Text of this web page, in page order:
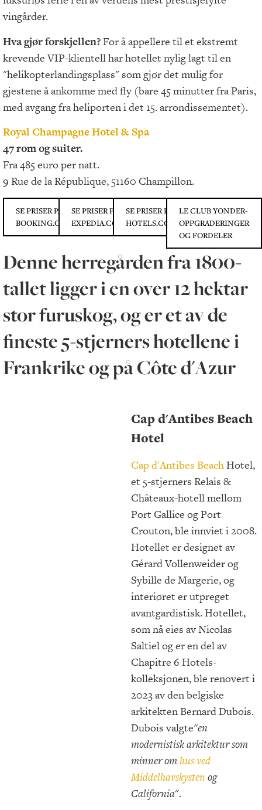
vingårder.
Hva gjør forskjellen?For å appellere til et ekstremt
krevende VIP-klientell har hotellet nylig lagt til en
"helikopterlandingsplass" som gjør det mulig for
gjestene å ankomme med fly (bare 45 minutter fra Paris,
med avgang fra heliporten i det 15. arrondissementet).
Royal Champagne Hotel & Spa
47 rom og suiter.
Fra 485 euro per natt.
9 Rue de la République, 51160 Champillon.
SE PRISER PÅ
BOOKING.COM
SE PRISER PÅ
EXPEDIA.COM
SE PRISER PÅ
HOTELS.COM
LE CLUB YONDER-
OPPGRADERINGER
OG FORDELER
Denne herregården fra 1800-
tallet ligger i en over 12 hektar
stor furuskog, og er et av de
fineste 5-stjerners hotellene i
Frankrike og på Côte d'Azur
Cap d'Antibes Beach
Hotel
Cap d'Antibes BeachHotel,
et 5-stjerners Relais &
Châteaux-hotell mellom
Port Gallice og Port
Crouton, ble innviet i 2008.
Hotellet er designet av
Gérard Vollenweider og
Sybille de Margerie, og
interiøret er utpreget
avantgardistisk. Hotellet,
som nå eies av Nicolas
Saltiel og er en del av
Chapitre 6 Hotels-
kolleksjonen, ble renovert i
2023 av den belgiske
arkitekten Bernard Dubois.
Dubois valgte"en
modernistisk arkitektur som
minner omhus ved
Middelhavskysten og
California".